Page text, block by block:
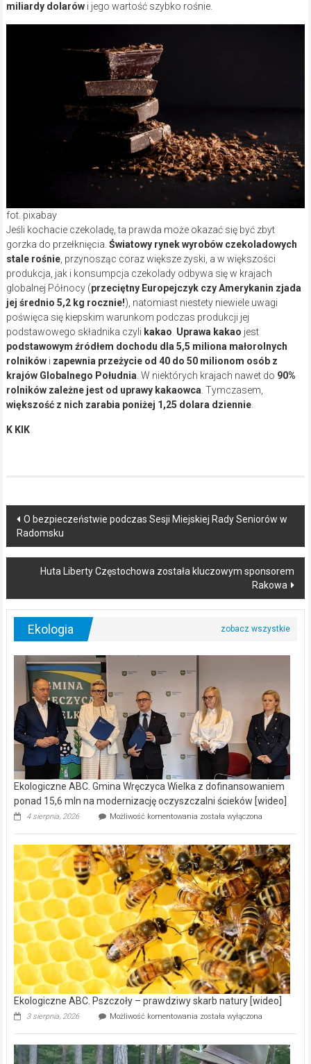
miliardy dolarów i jego wartość szybko rośnie.
fot. pixabay
Jeśli kochacie czekoladę, ta prawda może okazać się być zbyt
gorzka do przełknięcia. Światowy rynek wyrobów czekoladowych
stale rośnie, przynosząc coraz większe zyski, a w większości
produkcja, jak i konsumpcja czekolady odbywa się w krajach
globalnej Północy (przeciętny Europejczyk czy Amerykanin zjada
jej średnio 5,2 kg rocznie!), natomiast niestety niewiele uwagi
poświęca się kiepskim warunkom podczas produkcji jej
podstawowego składnika czyli kakao Uprawa kakao jest
podstawowym źródłem dochodu dla 5,5 miliona małorolnych
rolnikówi zapewnia przeżycie od 40 do 50 milionom osób z
krajów Globalnego Południa . W niektórych krajach nawet do 90%
rolników zależne jest od uprawy kakaowca . Tymczasem,
większość z nich zarabia poniżej 1,25 dolara dziennie.
K KIK
Post
navigation
O bezpieczeństwie podczas Sesji Miejskiej Rady Seniorów w
Radomsku
Huta Liberty Częstochowa została kluczowym sponsorem
Rakowa
Ekologia
Ekologiczne ABC. Gmina Wręczyca Wielka z dofinansowaniem
ponad 15,6 mln na modernizację oczyszczalni ścieków [wideo]
4 sierpnia, 2026 Możliwość komentowania Ekologiczne
Wręczyca
Wielka
z
dofinansowaniem
ponad
15,6
mln
na
modernizację
oczyszczalni
ścieków
[wideo]
została wyłączona
Ekologiczne ABC. Pszczoły – prawdziwy skarb natury [wideo]
3 sierpnia, 2026 Możliwość komentowania Ekologiczne
–
prawdziwy
została wyłączona